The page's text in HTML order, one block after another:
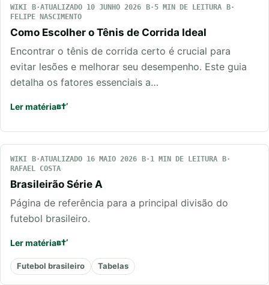
WIKI ATUALIZADO 10 JUNHO 2026
5 MIN DE LEITURA
FELIPE NASCIMENTO
Como Escolher o Tênis de Corrida Ideal
Encontrar o tênis de corrida certo é crucial para
evitar lesões e melhorar seu desempenho. Este guia
detalha os fatores essenciais a…
Ler matéria
WIKI ATUALIZADO 16 MAIO 2026
1 MIN DE LEITURA
RAFAEL COSTA
Brasileirão Série A
Página de referência para a principal divisão do
futebol brasileiro.
Ler matéria
Futebol brasileiro Tabelas